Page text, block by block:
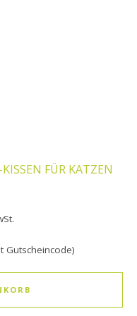
FÜR KATZEN
Gutscheincode)